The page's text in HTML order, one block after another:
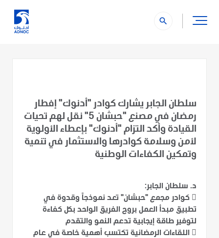
search
سلطان الجابر يشارك كوادر "أدنوك" إفطار
رمضان في مصنع "حبشان 5" نقل لهم تحيات
القيادة وأكد التزام "أدنوك" بإعطاء الأولوية
لأمن وسلامة كوادرها والاستثمار في تنمية
وتمكين الكفاءات الوطنية
د. سلطان الجابر:
 كوادر مجمع "حبشان" تعد نموذجاً وقدوة في
تطبيق مبدأ العمل بروح الفريق الواحد بكل كفاءة
لتوفير طاقة إيجابية تدعم النمو والتقدم
 اللقاءات الرمضانية تكتسب أهمية خاصة في عام